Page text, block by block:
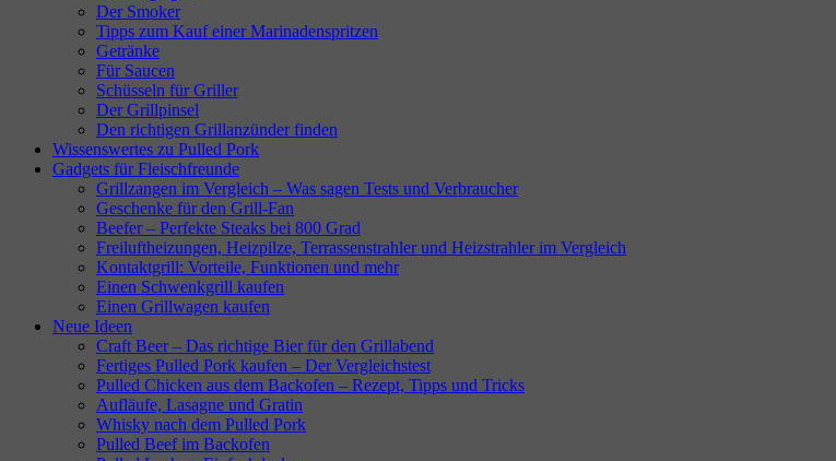
Der Smoker
Tipps zum Kauf einer Marinadenspritzen
Getränke
Für Saucen
Schüsseln für Griller
Der Grillpinsel
Den richtigen Grillanzünder finden
Wissenswertes zu Pulled Pork
Gadgets für Fleischfreunde
Grillzangen im Vergleich – Was sagen Tests und Verbraucher
Geschenke für den Grill-Fan
Beefer – Perfekte Steaks bei 800 Grad
Freiluftheizungen, Heizpilze, Terrassenstrahler und Heizstrahler im Vergleich
Kontaktgrill: Vorteile, Funktionen und mehr
Einen Schwenkgrill kaufen
Einen Grillwagen kaufen
Neue Ideen
Craft Beer – Das richtige Bier für den Grillabend
Fertiges Pulled Pork kaufen – Der Vergleichstest
Pulled Chicken aus dem Backofen – Rezept, Tipps und Tricks
Aufläufe, Lasagne und Gratin
Whisky nach dem Pulled Pork
Pulled Beef im Backofen